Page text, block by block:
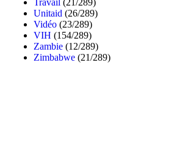
Travail (21/289)
Unitaid (26/289)
Vidéo (23/289)
VIH (154/289)
Zambie (12/289)
Zimbabwe (21/289)